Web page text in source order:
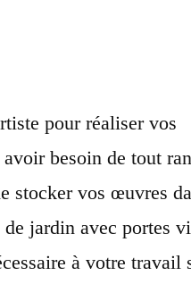
pour réaliser vos
besoin de tout
stocker vos œuvres
jardin avec portes
à votre travail